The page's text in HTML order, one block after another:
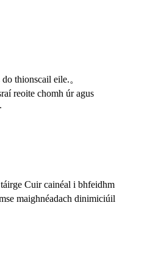
thionscail eile.。
reoite chomh úr agus
Cuir cainéal i bhfeidhm
maighnéadach dinimiciúil